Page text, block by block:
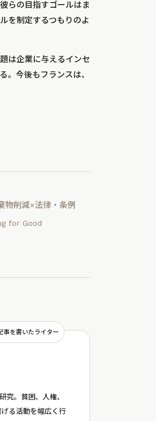
らの目指すゴールはま
を制定するつもりのよ
は企業に与えるインセ
。今後もフランスは、
物削減×法律・条例
for Good
事を書いたライター
究。貧困、人権、
る活動を幅広く行